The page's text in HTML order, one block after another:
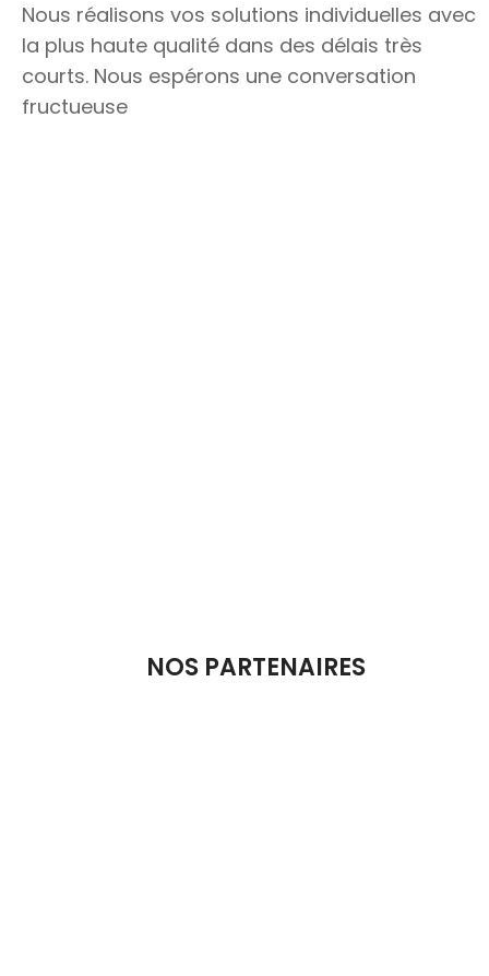
Nous réalisons vos solutions individuelles avec
la plus haute qualité dans des délais très
courts. Nous espérons une conversation
fructueuse
NOS PARTENAIRES